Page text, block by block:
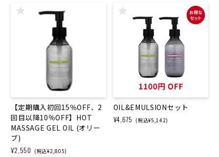
【定期購入初回15％OFF、2
回目以降10％OFF】HOT
MASSAGE GEL OIL (オリー
ブ)
¥2,550 (税込¥2,805)
OIL&EMULSIONセット
¥4,675 (税込¥5,142)